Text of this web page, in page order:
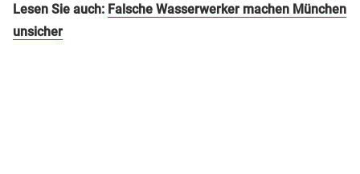
Lesen Sie auch: Falsche Wasserwerker machen München
unsicher